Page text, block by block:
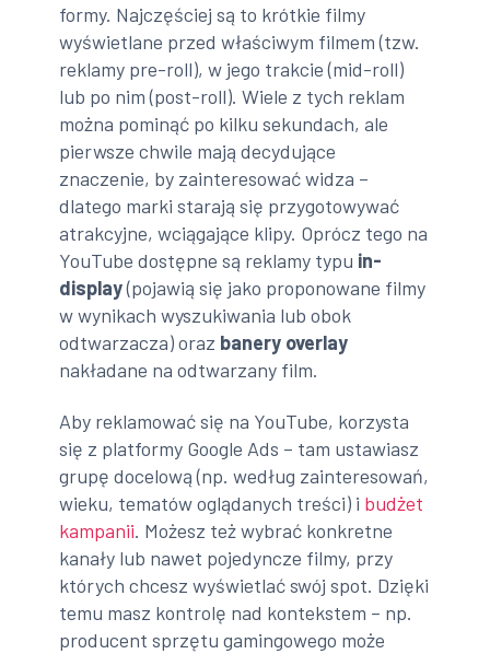
formy. Najczęściej są to krótkie filmy
wyświetlane przed właściwym filmem (tzw.
reklamy pre-roll), w jego trakcie (mid-roll)
lub po nim (post-roll). Wiele z tych reklam
można pominąć po kilku sekundach, ale
pierwsze chwile mają decydujące
znaczenie, by zainteresować widza –
dlatego marki starają się przygotowywać
atrakcyjne, wciągające klipy. Oprócz tego na
YouTube dostępne są reklamy typu in-
display(pojawią się jako proponowane filmy
w wynikach wyszukiwania lub obok
odtwarzacza) oraz banery overlay
nakładane na odtwarzany film.
Aby reklamować się na YouTube, korzysta
się z platformy Google Ads – tam ustawiasz
grupę docelową (np. według zainteresowań,
wieku, tematów oglądanych treści) i budżet
kampanii. Możesz też wybrać konkretne
kanały lub nawet pojedyncze filmy, przy
których chcesz wyświetlać swój spot. Dzięki
temu masz kontrolę nad kontekstem – np.
producent sprzętu gamingowego może